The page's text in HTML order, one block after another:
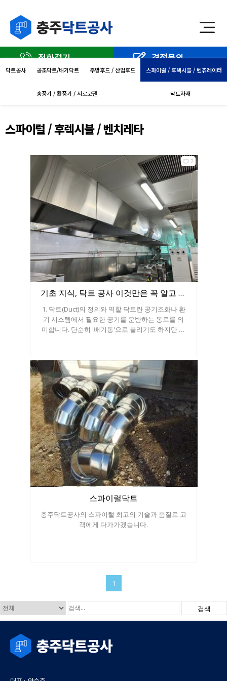
전화걸기 견적문의
닥트공사 공조닥트/배기닥트 주방후드 / 산업후드 스파이럴 / 후렉시블 / 벤츄레이터
송풍기 / 환풍기 / 시로코팬 닥트자재
스파이럴 / 후렉시블 / 벤치레타
기초 지식, 닥트 공사 이것만은 꼭 알고 시작해요! 성공적인 닥트시공의 첫걸음!
1. 닥트(Duct)의 정의와 역할 닥트란 공기조화나 환
기 시스템에서 필요한 공기를 운반하는 통로를 의
미합니다. 단순히 '배기통'으로 불리기도 하지만 사
(급기) 냉난방 된 공기를 각 공간으로 순환시키는
(순환) 핵심적인 역할을 수행합니다. 닥트 공사의 목
적은 다음 세 가지로 요약할 수 있습니다.
오염된 공기(냄새, 연기, 유해가스)를 배출하고 신선
한 공기를 유입시켜 실내 공기의 질을 유지합니다.
공조: 습도와 온도를 조절하는 공기를 운반하여
쾌적한 환경을 조성합니다.
제연/배연: 화재 발생
시 연기를 외부로 신속히 배출하여 인명 피해를 최
소화하고 대피 경로를 확보합니다. 2. 닥트 시스템
의 구성 요소 성공적인 닥트 시공은 단순히 파이프
를 연결하는 작업이 아닙니다. 여러 필수 요소들이
유기적으로 결합된 시스템 구축 작업입니다. (1) 닥
트 배관 (Duct) 실제 공기가 지나가는 통로입니다.
이 사용되며, 형태에 따라 크게 원형(스파이럴)과 사
각형으로 나뉩니다.
원형 닥트 (스파이럴): 강도
가 높고 공기 저항이 적어 가장 효율이 좋으며, 저희
용량과 종류(시로코팬, 터보팬 등)를 정확하게 계산
하여 설치해야 합니다. 동력 장치의 용량이 부족하
면 닥트 공사 전체의 효과가 떨어지게 됩니다. (3) 부
속 자재 (Accessories)
댐퍼 (Damper): 닥트 내
차단하는 장치입니다.
후드 (Hood): 주방이나 작
업장에서 오염 물질을 포집하여 닥트로 흡입하는
2
스파이럴닥트
충주닥트공사의 스파이럴 최고의 기술과 품질로 고
객에게 다가가겠습니다.
1
검색